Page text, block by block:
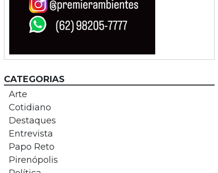
CATEGORIAS
Arte
Cotidiano
Destaques
Entrevista
Papo Reto
Pirenópolis